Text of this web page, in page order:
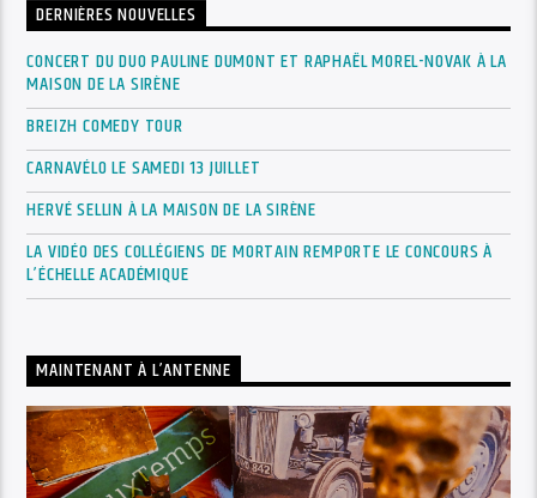
DERNIÈRES NOUVELLES
CONCERT DU DUO PAULINE DUMONT ET RAPHAËL MOREL-NOVAK À LA
MAISON DE LA SIRÈNE
BREIZH COMEDY TOUR
CARNAVÉLO LE SAMEDI 13 JUILLET
HERVÉ SELLIN À LA MAISON DE LA SIRÈNE
LA VIDÉO DES COLLÉGIENS DE MORTAIN REMPORTE LE CONCOURS À
L’ÉCHELLE ACADÉMIQUE
MAINTENANT À L’ANTENNE